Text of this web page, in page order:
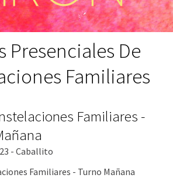
Presenciales De
Familiares
Familiares -
- Caballito
Familiares - Turno Mañana